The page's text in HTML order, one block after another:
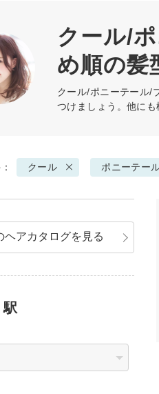
クール/
め順の髪
クール/ポニーテール/
つけましょう。他にも
クール ポニーテー
ヘアカタログを見る
駅